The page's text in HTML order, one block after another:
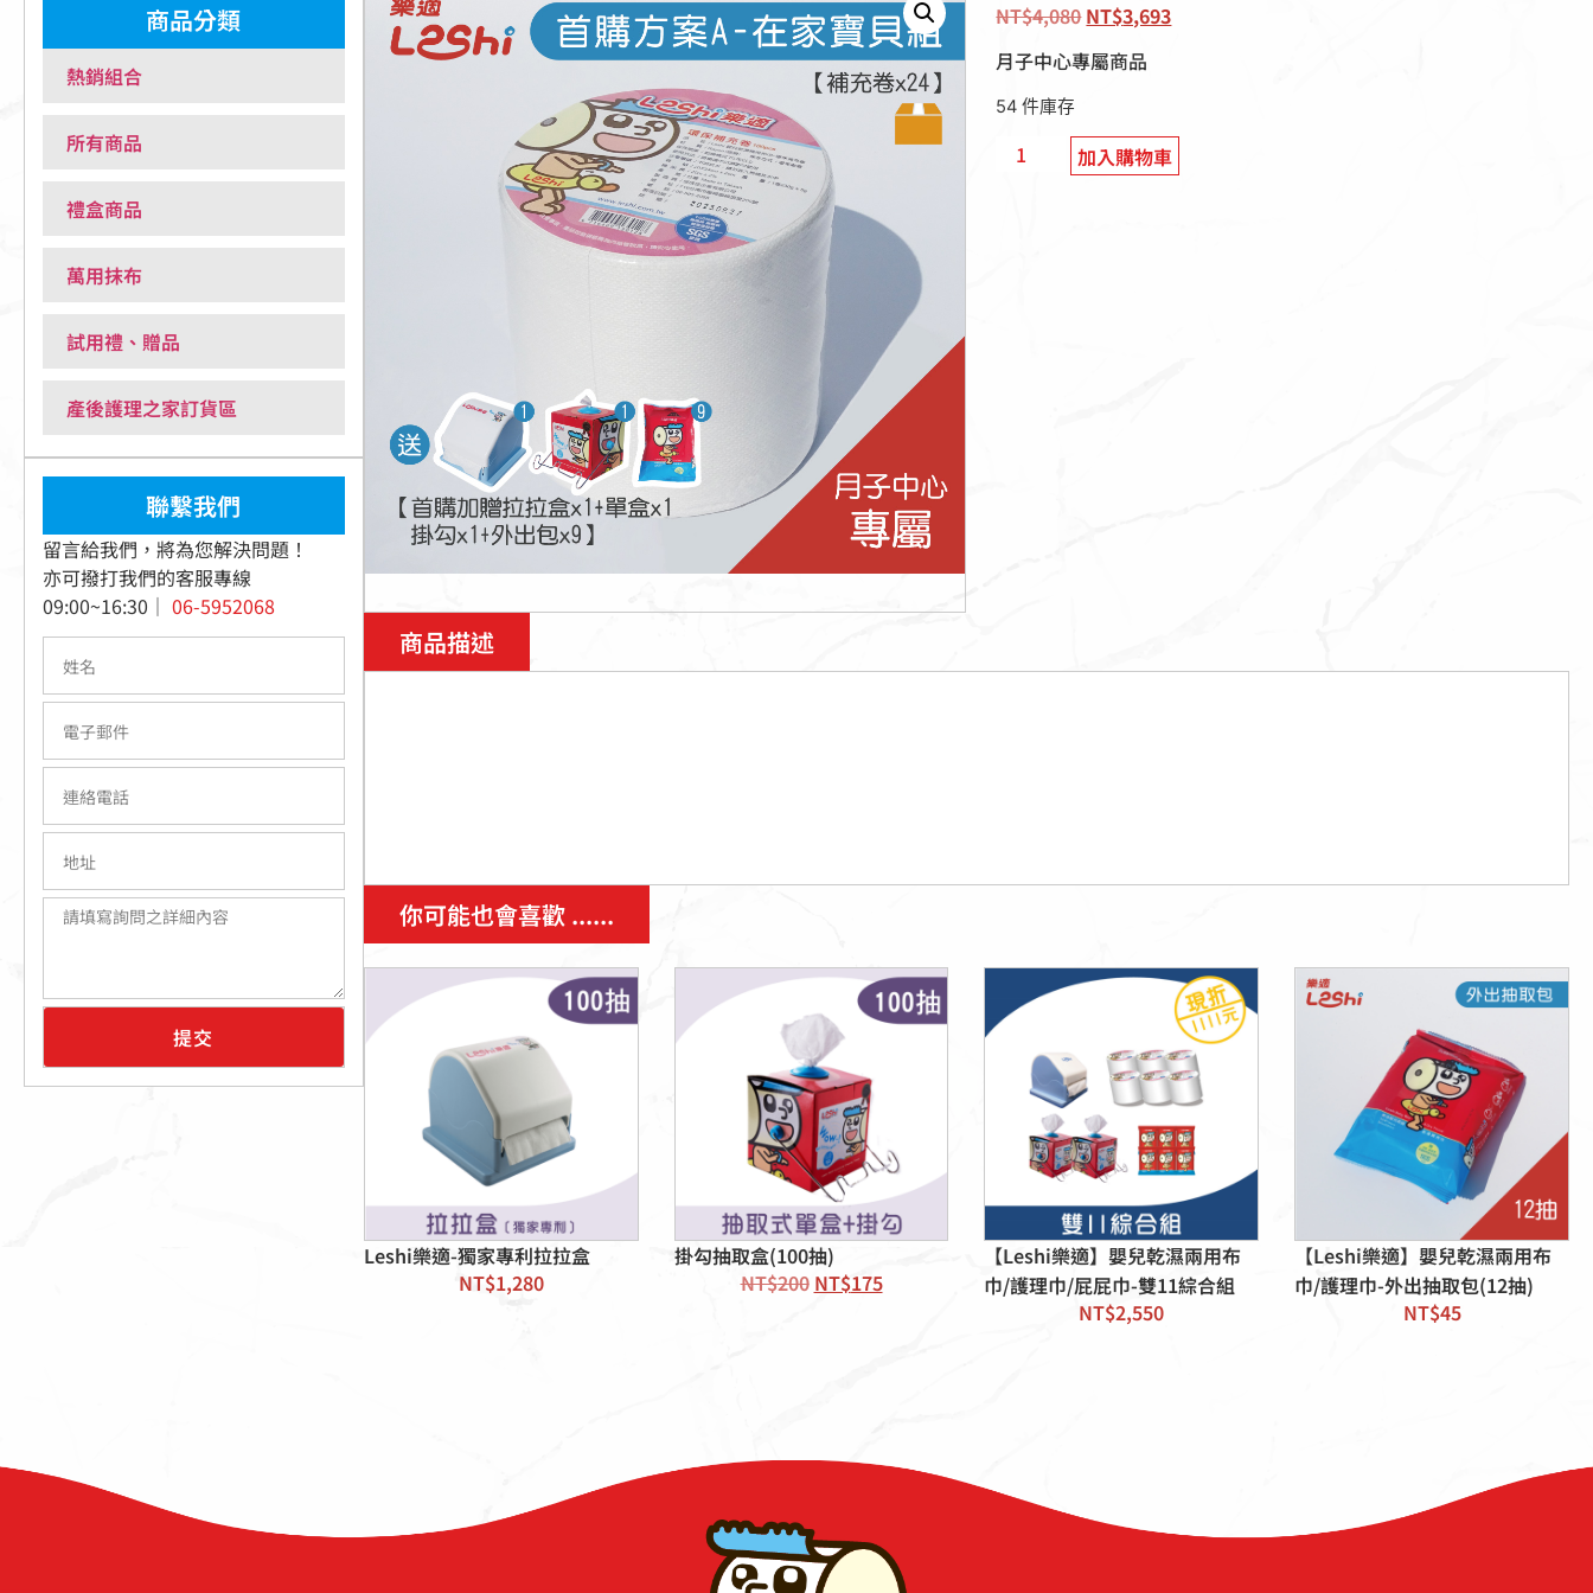
商品分類
熱銷組合
所有商品
禮盒商品
萬用抹布
試用禮、贈品
產後護理之家訂貨區
聯繫我們
留言給我們，將為您解決問題！
亦可撥打我們的客服專線
09:00~16:30｜ 06-5952068
提交
NT$4,080NT$3,693
月子中心專屬商品
54 件庫存
加入購物車
商品描述
你可能也會喜歡 ......
Leshi樂適-獨家專利拉拉盒
NT$1,280
掛勾抽取盒(100抽)
NT$200 NT$175
【Leshi樂適】嬰兒乾濕兩用布
巾/護理巾/屁屁巾-雙11綜合組
NT$2,550
【Leshi樂適】嬰兒乾濕兩用布
巾/護理巾-外出抽取包(12抽)
NT$45